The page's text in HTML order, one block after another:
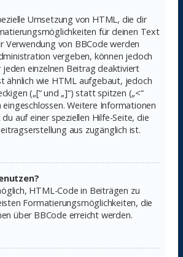
Umsetzung von HTML, die dir
für deinen Text
Verwendung von BBCode werden
vergeben, können jedoch
jeden einzelnen Beitrag deaktiviert
ähnlich wie HTML aufgebaut, jedoch
(„[“ und „]“) statt spitzen („<“
eingeschlossen. Weitere Informationen
auf einer speziellen Hilfe-Seite, die
aus zugänglich ist.
HTML-Code in Beiträgen zu
Formatierungsmöglichkeiten, die
über BBCode erreicht werden.